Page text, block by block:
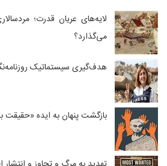
لایه‌های عریان قدرت؛
می‌گذارد؟
هدف‌گیری سیستماتیک
بازگشت پنهان به ایده